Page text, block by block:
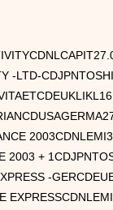
-LTD-
2003 +
-